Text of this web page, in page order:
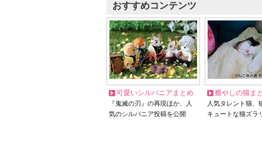
おすすめコンテンツ
可愛いシルバニアまとめ
『鬼滅の刃』の再現ほか、人
気のシルバニア投稿を公開
癒やしの猫ま
人気タレント猫
キュートな猫ズラ